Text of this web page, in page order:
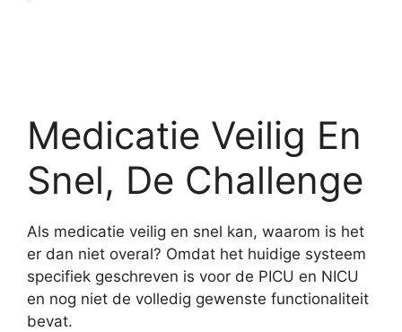
Medicatie Veilig En
Snel, De Challenge
Als medicatie veilig en snel kan, waarom is het
er dan niet overal? Omdat het huidige systeem
specifiek geschreven is voor de PICU en NICU
en nog niet de volledig gewenste functionaliteit
bevat.